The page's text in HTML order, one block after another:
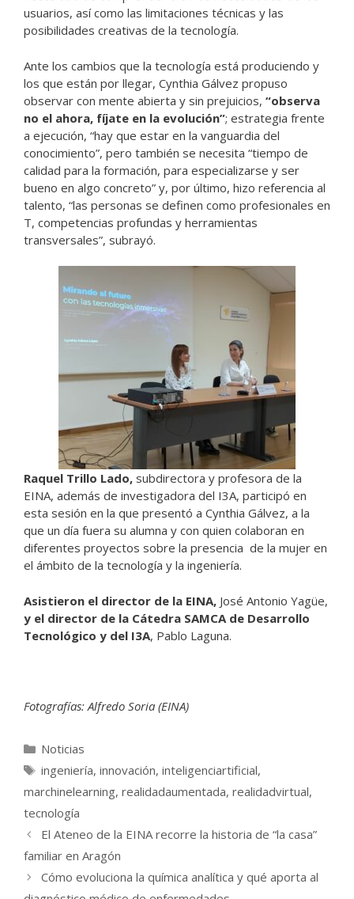
usuarios, así como las limitaciones técnicas y las
posibilidades creativas de la tecnología.
Ante los cambios que la tecnología está produciendo y
los que están por llegar, Cynthia Gálvez propuso
observar con mente abierta y sin prejuicios, “observa
no el ahora, fíjate en la evolución”; estrategia frente
a ejecución, “hay que estar en la vanguardia del
conocimiento”, pero también se necesita “tiempo de
calidad para la formación, para especializarse y ser
bueno en algo concreto” y, por último, hizo referencia al
talento, “las personas se definen como profesionales en
T, competencias profundas y herramientas
transversales”, subrayó.
Raquel Trillo Lado, subdirectora y profesora de la
EINA, además de investigadora del I3A, participó en
esta sesión en la que presentó a Cynthia Gálvez, a la
que un día fuera su alumna y con quien colaboran en
diferentes proyectos sobre la presencia de la mujer en
el ámbito de la tecnología y la ingeniería.
Asistieron el director de la EINA, José Antonio Yagüe,
y el director de la Cátedra SAMCA de Desarrollo
Tecnológico y del I3A, Pablo Laguna.
Fotografías: Alfredo Soria (EINA)
Categorías
Noticias
Etiquetas
ingeniería, innovación, inteligenciartificial,
marchinelearning, realidadaumentada, realidadvirtual,
tecnología
El Ateneo de la EINA recorre la historia de “la casa”
familiar en Aragón
Cómo evoluciona la química analítica y qué aporta al